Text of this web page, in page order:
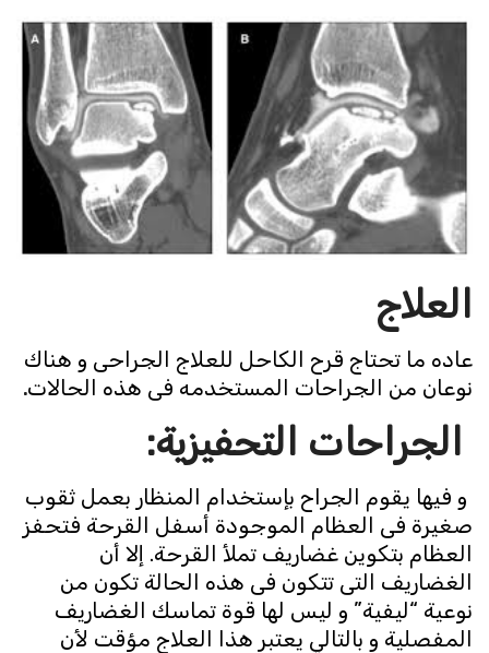
العلاج
عاده ما تحتاج قرح الكاحل للعلاج الجراحى و هناك
نوعان من الجراحات المستخدمه فى هذه الحالات.
الجراحات التحفيزية:
و فيها يقوم الجراح بإستخدام المنظار بعمل ثقوب
صغيرة فى العظام الموجودة أسفل القرحة فتحفز
العظام بتكوين غضاريف تملأ القرحة. إلا أن
الغضاريف التى تتكون فى هذه الحالة تكون من
نوعية “ليفية” و ليس لها قوة تماسك الغضاريف
المفصلية و بالتالي يعتبر هذا العلاج مؤقت لأن